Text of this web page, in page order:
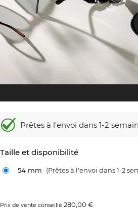
Prêtes à l'envoi dans 1-2
Taille et disponibilité
54 mm (Prêtes à l'envoi dans 1-2
Prix de vente conseillé280,00 €